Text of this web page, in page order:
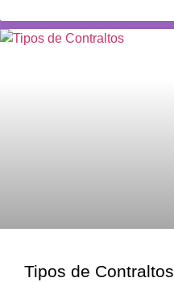
Tipos de Contraltos